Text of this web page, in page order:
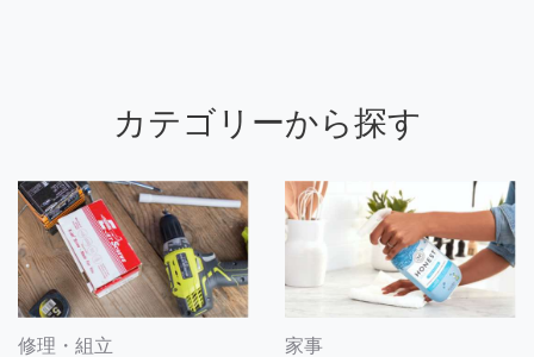
カテゴリーから探す
修理・組立 家事